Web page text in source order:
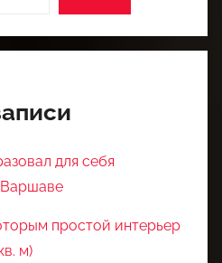
для себя
простой интерьер
м)